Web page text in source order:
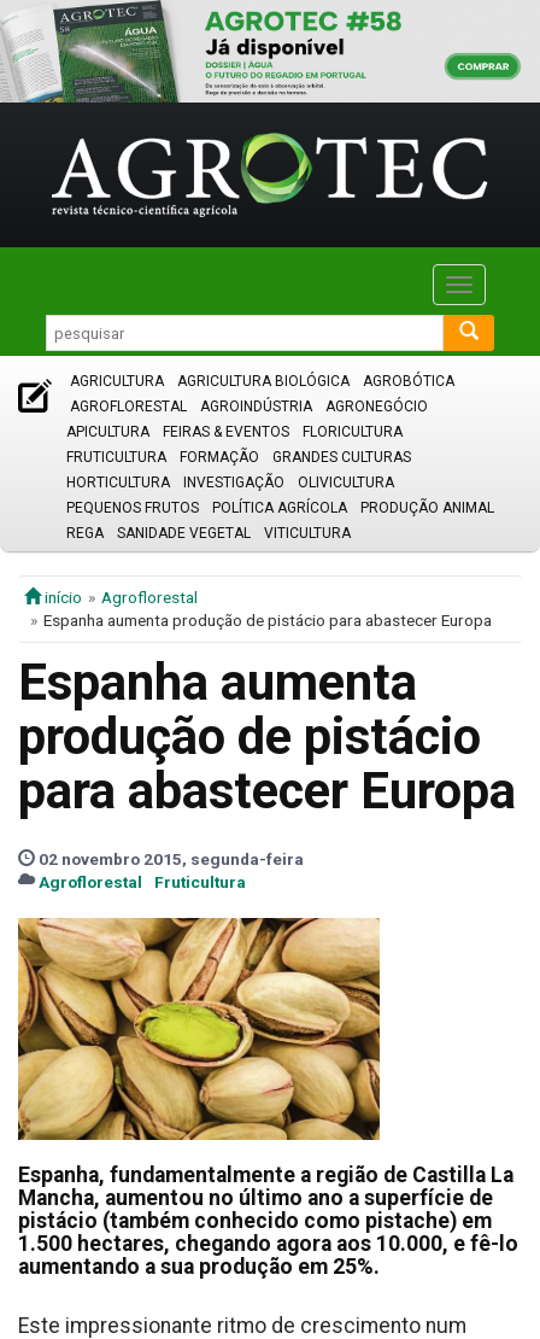
Toggle
AGRICULTURA AGRICULTURA BIOLÓGICA
AGROBÓTICA
AGROFLORESTAL
AGROINDÚSTRIA
AGRONEGÓCIO
APICULTURA
FEIRAS & EVENTOS
FLORICULTURA
FRUTICULTURA
FORMAÇÃO
GRANDES CULTURAS
HORTICULTURA
INVESTIGAÇÃO
OLIVICULTURA
PEQUENOS FRUTOS
POLÍTICA AGRÍCOLA
PRODUÇÃO ANIMAL
REGA
SANIDADE VEGETAL VITICULTURA
início
Agroflorestal
Espanha aumenta produção de pistácio para abastecer Europa
Espanha aumenta
produção de pistácio
para abastecer Europa
02 novembro 2015, segunda-feira
Agroflorestal
Fruticultura
Espanha, fundamentalmente a região de Castilla La
Mancha, aumentou no último ano a superfície de
pistácio (também conhecido como pistache) em
1.500 hectares, chegando agora aos 10.000, e fê-lo
aumentando a sua produção em 25%.
Este impressionante ritmo de crescimento num